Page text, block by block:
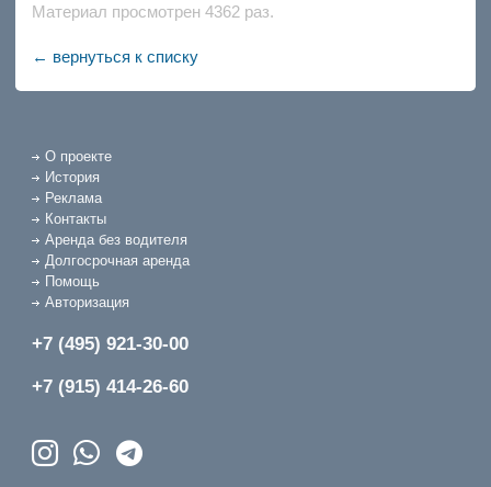
Материал просмотрен 4362 раз.
← вернуться к списку
О проекте
История
Реклама
Контакты
Аренда без водителя
Долгосрочная аренда
Помощь
Авторизация
+7 (495) 921-30-00
+7 (915) 414-26-60